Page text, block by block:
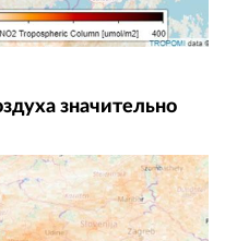
значительно